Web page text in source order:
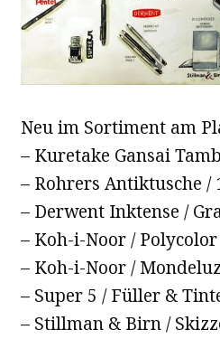
Neu im Sortiment am
– Kuretake Gansai
– Rohrers Antiktusche /
– Derwent Inktense /
– Koh-i-Noor /
– Koh-i-Noor /
– Super 5 / Füller &
– Stillman & Birn /